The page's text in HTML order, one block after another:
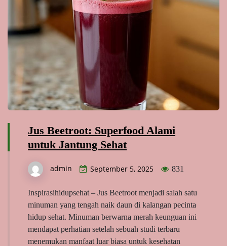
Jus Beetroot: Superfood Alami
untuk Jantung Sehat
admin September 5, 2025 831
Inspirasihidupsehat – Jus Beetroot menjadi salah satu
minuman yang tengah naik daun di kalangan pecinta
hidup sehat. Minuman berwarna merah keunguan ini
mendapat perhatian setelah sebuah studi terbaru
menemukan manfaat luar biasa untuk kesehatan